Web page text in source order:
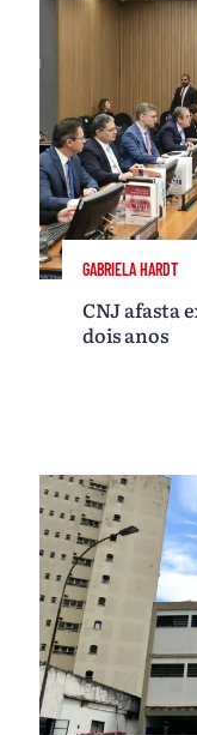
GABRIELA HARDT
CNJ afasta
dois anos